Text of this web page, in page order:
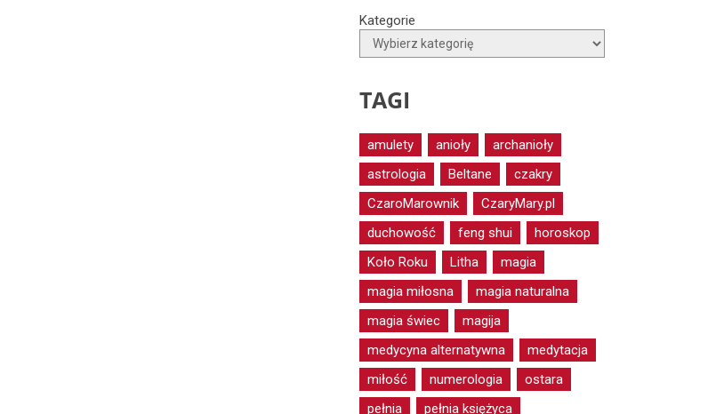
Kategorie
TAGI
amulety anioły
archanioły
astrologia
Beltane
czakry
CzaroMarownik
CzaryMary.pl
duchowość
feng shui
horoskop
Koło Roku
Litha
magia
magia miłosna
magia naturalna
magia świec
magija
medycyna alternatywna
medytacja
miłość
numerologia
ostara
pełnia
pełnia księżyca